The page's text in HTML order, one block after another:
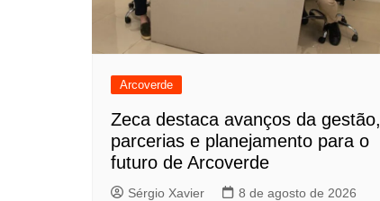
Arcoverde
Zeca destaca avanços da gestão,
parcerias e planejamento para o
futuro de Arcoverde
Sérgio Xavier
8 de agosto de 2026